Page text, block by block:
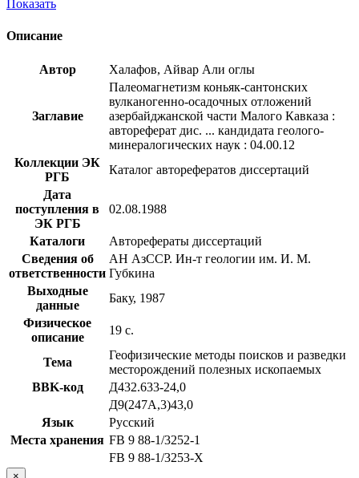
Показать
Описание
Автор Халафов, Айвар Али оглы
Заглавие
Палеомагнетизм коньяк-сантонских
вулканогенно-осадочных отложений
азербайджанской части Малого Кавказа :
автореферат дис. ... кандидата геолого-
минералогических наук : 04.00.12
Коллекции ЭК
РГБ
Каталог авторефератов диссертаций
Дата
поступления в
ЭК РГБ
02.08.1988
Каталоги
Авторефераты диссертаций
Сведения об
ответственности
АН АзССР. Ин-т геологии им. И. М.
Губкина
Выходные
данные
Баку, 1987
Физическое
описание
19 с.
Тема
Геофизические методы поисков и разведки
месторождений полезных ископаемых
BBK-код
Д432.633-24,0
Д9(247А,3)43,0
Язык
Русский
Места хранения FB 9 88-1/3252-1
FB 9 88-1/3253-Х